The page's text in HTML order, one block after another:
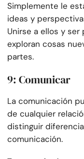
Simplemente le
ideas y
Unirse a ellos y
exploran cosas
partes.
9: Comunicar
La comunicación
de cualquier
distinguir
comunicación.